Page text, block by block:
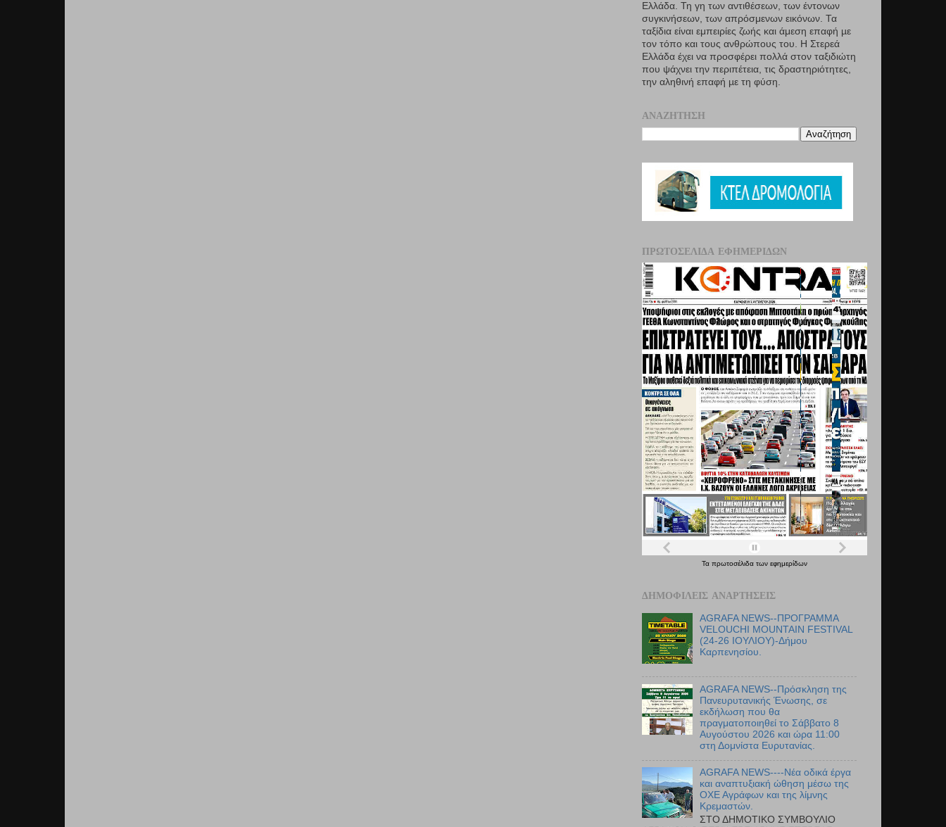
Ελλάδα. Τη γη των αντιθέσεων, των έντονων
συγκινήσεων, των απρόσμενων εικόνων. Τα
ταξίδια είναι εμπειρίες ζωής και άμεση επαφή µε
τον τόπο και τους ανθρώπους του. Η Στερεά
Ελλάδα έχει να προσφέρει πολλά στον ταξιδιώτη
που ψάχνει την περιπέτεια, τις δραστηριότητες,
την αληθινή επαφή µε τη φύση.
ΑΝΑΖΉΤΗΣΗ
ΠΡΩΤΟΣΈΛΙΔΑ ΕΦΗΜΕΡΊΔΩΝ
Τα πρωτοσέλιδα των εφημερίδων
ΔΗΜΟΦΙΛΕΊΣ ΑΝΑΡΤΉΣΕΙΣ
AGRAFA NEWS--ΠΡΟΓΡΑΜΜΑ
VELOUCHI MOUNTAIN FESTIVAL
(24-26 ΙΟΥΛΙΟΥ)-Δήμου
Καρπενησίου.
AGRAFA NEWS--Πρόσκληση της
Πανευρυτανικής Ένωσης, σε
εκδήλωση που θα
πραγματοποιηθεί το Σάββατο 8
Αυγούστου 2026 και ώρα 11:00
στη Δομνίστα Ευρυτανίας.
AGRAFA NEWS----Νέα οδικά έργα
και αναπτυξιακή ώθηση μέσω της
ΟΧΕ Αγράφων και της λίμνης
Κρεμαστών.
ΣΤΟ ΔΗΜΟΤΙΚΟ ΣΥΜΒΟΥΛΙΟ